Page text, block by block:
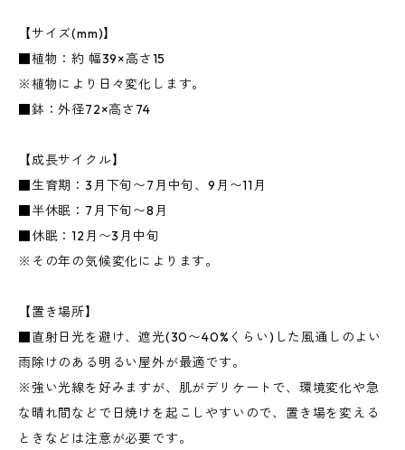
【サイズ(mm)】
■植物：約 幅39×高さ15
※植物により日々変化します。
■鉢：外径72×高さ74
【成長サイクル】
■生育期：3月下旬〜7月中旬、9月〜11月
■半休眠：7月下旬〜8月
■休眠：12月〜3月中旬
※その年の気候変化によります。
【置き場所】
■直射日光を避け、遮光(30〜40%くらい)した風通しのよい
雨除けのある明るい屋外が最適です。
※強い光線を好みますが、肌がデリケートで、環境変化や急
な晴れ間などで日焼けを起こしやすいので、置き場を変える
ときなどは注意が必要です。